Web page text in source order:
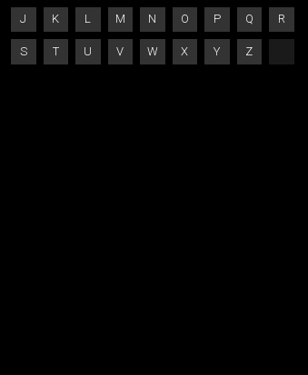
J K L M N O P Q R
S T U V W X Y Z